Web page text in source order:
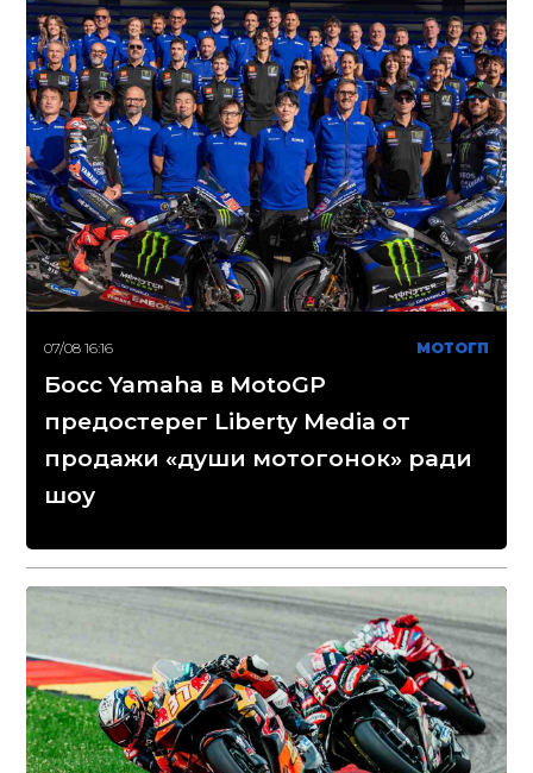
07/08 16:16 МОТОГП
Босс Yamaha в MotoGP
предостерег Liberty Media от
продажи «души мотогонок» ради
шоу